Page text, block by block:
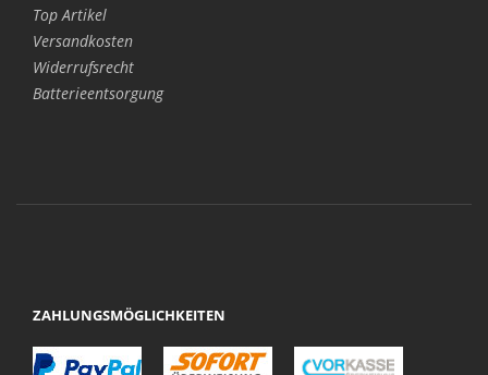
Top Artikel
Versandkosten
Widerrufsrecht
Batterieentsorgung
ZAHLUNGSMÖGLICHKEITEN